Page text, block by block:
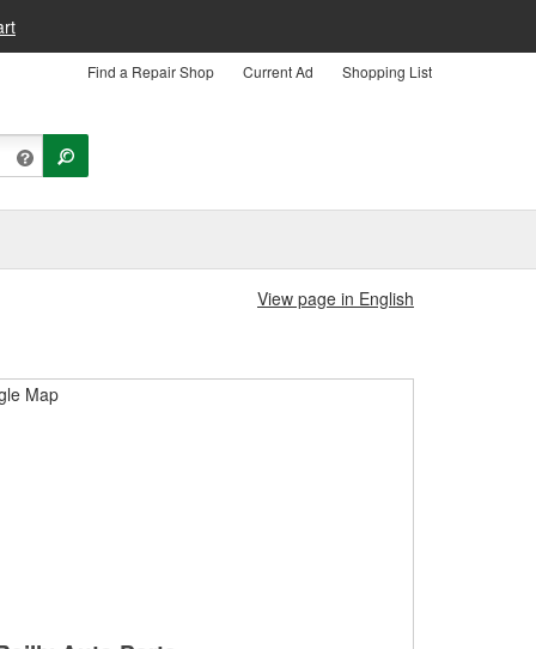
Find a Repair Shop Current Ad Shopping List
View page in English